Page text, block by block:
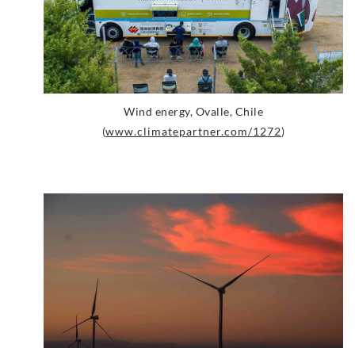
Wind energy, Ovalle, Chile
(www.climatepartner.com/1272)